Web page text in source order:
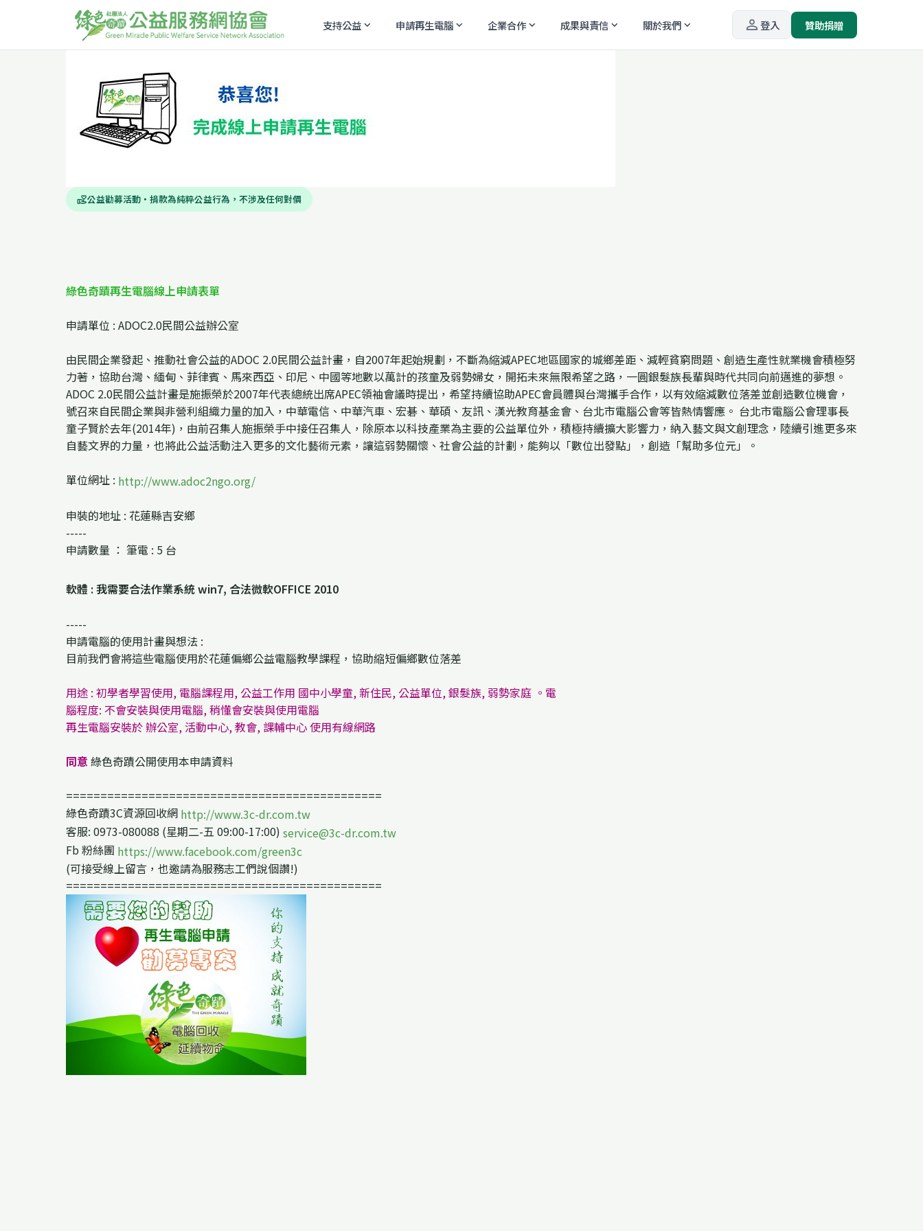
支持公益expand_more 申請再生電腦expand_more 企業合作expand_more 成果與責信expand_more 關於我們expand_more person_outline登入 贊助捐贈
volunteer_activism公益勸募活動・捐款為純粹公益行為，不涉及任何對價
綠色奇蹟再生電腦線上申請表單
申請單位 : ADOC2.0民間公益辦公室
由民間企業發起、推動社會公益的ADOC 2.0民間公益計畫，自2007年起始規劃，不斷為縮減APEC地區國家的城鄉差距、減輕貧窮問題、創造生產性就業機會積極努
力著，協助台灣、緬甸、菲律賓、馬來西亞、印尼、中國等地數以萬計的孩童及弱勢婦女，開拓未來無限希望之路，一圓銀髮族長輩與時代共同向前邁進的夢想。
ADOC 2.0民間公益計畫是施振榮於2007年代表總統出席APEC領袖會議時提出，希望持續協助APEC會員體與台灣攜手合作，以有效縮減數位落差並創造數位機會，
號召來自民間企業與非營利組織力量的加入，中華電信、中華汽車、宏碁、華碩、友訊、漢光教育基金會、台北市電腦公會等皆熱情響應。 台北市電腦公會理事長
童子賢於去年(2014年)，由前召集人施振榮手中接任召集人，除原本以科技產業為主要的公益單位外，積極持續擴大影響力，納入藝文與文創理念，陸續引進更多來
自藝文界的力量，也將此公益活動注入更多的文化藝術元素，讓這弱勢關懷、社會公益的計劃，能夠以「數位出發點」，創造「幫助多位元」。
單位網址 : http://www.adoc2ngo.org/
申裝的地址 : 花蓮縣吉安鄉
-----
申請數量 ： 筆電 : 5 台
軟體 : 我需要合法作業系統 win7, 合法微軟OFFICE 2010
-----
申請電腦的使用計畫與想法 :
目前我們會將這些電腦使用於花蓮偏鄉公益電腦教學課程，協助縮短偏鄉數位落差
用途 : 初學者學習使用, 電腦課程用, 公益工作用 國中小學童, 新住民, 公益單位, 銀髮族, 弱勢家庭 。電
腦程度: 不會安裝與使用電腦, 稍懂會安裝與使用電腦
再生電腦安裝於 辦公室, 活動中心, 教會, 課輔中心 使用有線網路
同意 綠色奇蹟公開使用本申請資料
==============================================
綠色奇蹟3C資源回收網 http://www.3c-dr.com.tw
客服: 0973-080088 (星期二-五 09:00-17:00) service@3c-dr.com.tw
Fb 粉絲團 https://www.facebook.com/green3c
(可接受線上留言，也邀請為服務志工們說個讚!)
==============================================